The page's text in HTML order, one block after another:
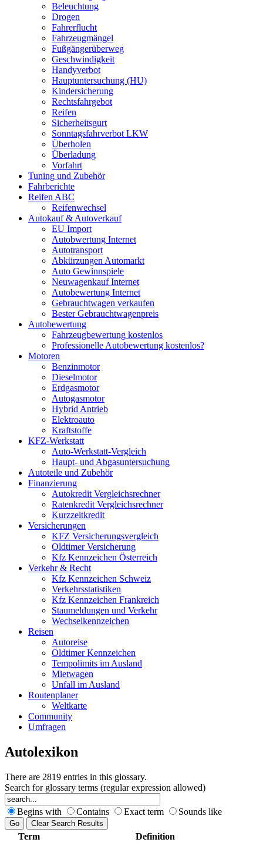
Beleuchtung
Drogen
Fahrerflucht
Fahrzeugmängel
Fußgängerüberweg
Geschwindigkeit
Handyverbot
Hauptuntersuchung (HU)
Kindersicherung
Rechtsfahrgebot
Reifen
Sicherheitsgurt
Sonntagsfahrverbot LKW
Überholen
Überladung
Vorfahrt
Tuning und Zubehör
Fahrberichte
Reifen ABC
Reifenwechsel
Autokauf & Autoverkauf
EU Import
Autobwertung Internet
Autotransport
Abkürzungen Automarkt
Auto Gewinnspiele
Neuwagenkauf Internet
Autobewertung Internet
Gebrauchtwagen verkaufen
Bester Gebrauchtwagenpreis
Autobewertung
Fahrzeugbewertung kostenlos
Professionelle Autobewertung kostenlos?
Motoren
Benzinmotor
Dieselmotor
Erdgasmotor
Autogasmotor
Hybrid Antrieb
Elektroauto
Kraftstoffe
KFZ-Werkstatt
Auto-Werkstatt-Vergleich
Haupt- und Abgasuntersuchung
Autoteile und Zubehör
Finanzierung
Autokredit Vergleichsrechner
Ratenkredit Vergleichsrechner
Kurzzeitkredit
Versicherungen
KFZ Versicherungsvergleich
Oldtimer Versicherung
Kfz Kennzeichen Österreich
Verkehr & Recht
Kfz Kennzeichen Schweiz
Verkehrsstatistiken
Kfz Kennzeichen Frankreich
Staumeldungen und Verkehr
Wechselkennzeichen
Reisen
Autoreise
Oldtimer Kennzeichen
Tempolimits im Ausland
Mietwagen
Unfall im Ausland
Routenplaner
Weltkarte
Community
Umfragen
Autolexikon
There are 2819 entries in this glossary.
Search for glossary terms (regular expression allowed)
Begins with Contains Exact term Sounds like
Term Definition